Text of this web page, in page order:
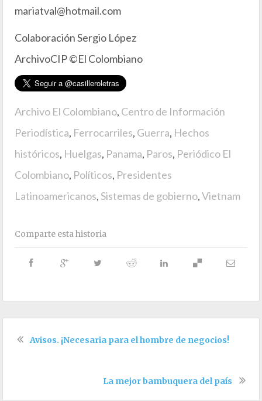
mariatval@hotmail.com
Colaboración Sergio López
ArchivoCIP ©El Colombiano
Archivo El Colombiano, Centro de Información
Periodística, Ferrocarriles, Guerra, Hechos
históricos, Huelgas, Panama, Paros, Periódico El
Colombiano, Políticos, Presidentes
Latinoamericanos,Sistemas de gobierno,Vietnam
Comparte esta historia
Avisos. ¡Necesaria para el hombre de negocios!
La mejor bambuquera del país